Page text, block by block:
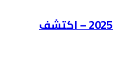
أسعار مراتب فلامنجو في مصر 2025 – اكتشف